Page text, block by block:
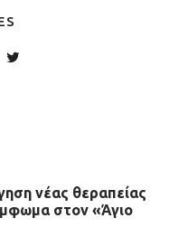
νέας θεραπείας
στον «Άγιο